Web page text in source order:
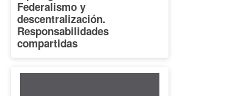
Federalismo y
descentralización.
Responsabilidades
compartidas